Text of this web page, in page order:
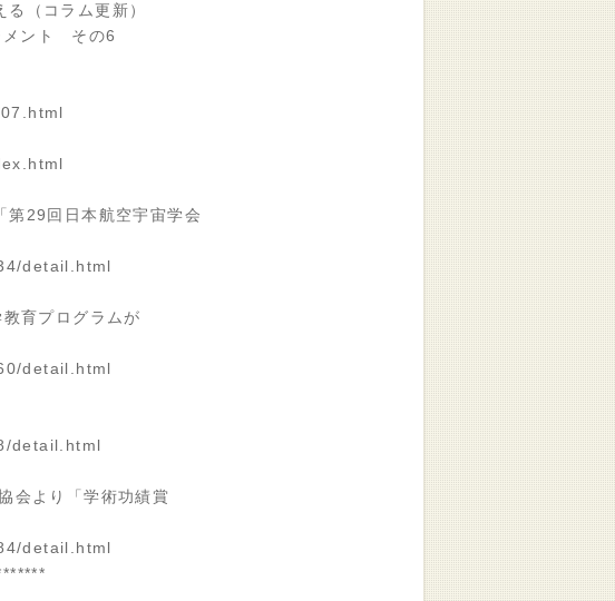
（コラム更新）
ント その6
29回日本航空宇宙学会
detail.html
育プログラムが
detail.html
会より「学術功績賞
detail.html